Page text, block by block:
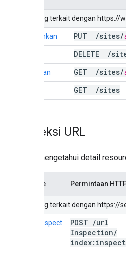
URI yang terkait dengan
tambahkan PUT /sites/
DELETE /
dapatkan GET /sites/
GET /sites
Inspeksi URL
Untuk mengetahui detail
Metode Permintaan
URI yang terkait dengan
index.inspect POST /url
Inspection/
index:inspect